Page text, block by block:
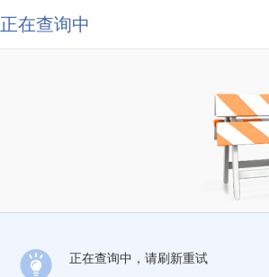
正在查询中
正在查询中，请刷新重试